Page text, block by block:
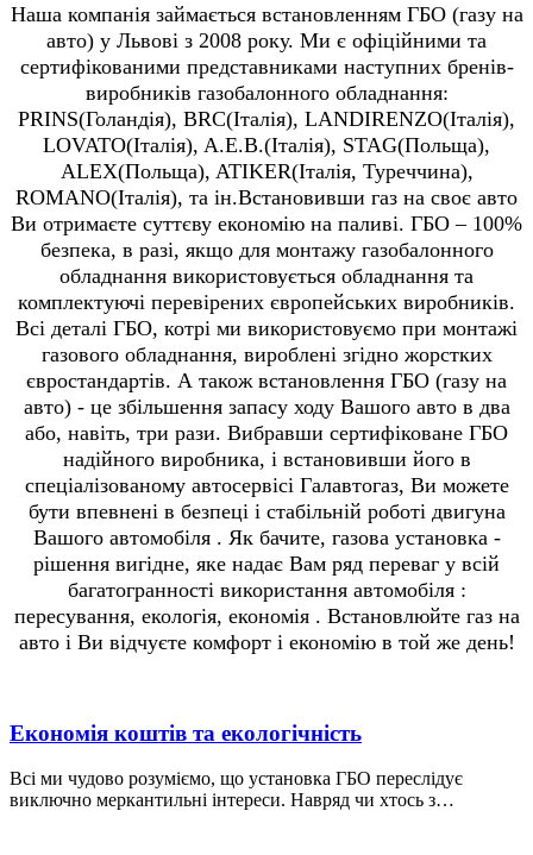
Наша компанія займається встановленням ГБО (газу на
авто) у Львові з 2008 року. Ми є офіційними та
сертифікованими представниками наступних бренів-
виробників газобалонного обладнання:
PRINS(Голандія), BRC(Італія), LANDIRENZO(Італія),
LOVATO(Італія), A.E.B.(Італія), STAG(Польща),
ALEX(Польща), ATIKER(Італія, Туреччина),
ROMANO(Італія), та ін.Встановивши газ на своє авто
Ви отримаєте суттєву економію на паливі. ГБО – 100%
безпека, в разі, якщо для монтажу газобалонного
обладнання використовується обладнання та
комплектуючі перевірених європейських виробників.
Всі деталі ГБО, котрі ми використовуємо при монтажі
газового обладнання, вироблені згідно жорстких
євростандартів. А також встановлення ГБО (газу на
авто) - це збільшення запасу ходу Вашого авто в два
або, навіть, три рази. Вибравши сертифіковане ГБО
надійного виробника, і встановивши його в
спеціалізованому автосервісі Галавтогаз, Ви можете
бути впевнені в безпеці і стабільній роботі двигуна
Вашого автомобіля . Як бачите, газова установка -
рішення вигідне, яке надає Вам ряд переваг у всій
багатогранності використання автомобіля :
пересування, екологія, економія . Встановлюйте газ на
авто і Ви відчуєте комфорт і економію в той же день!
Економія коштів та екологічність
Всі ми чудово розуміємо, що установка ГБО переслідує
виключно меркантильні інтереси. Навряд чи хтось з…